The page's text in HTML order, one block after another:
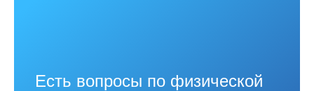
Есть вопросы по физической